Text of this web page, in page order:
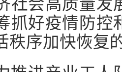
社会高质量发
抓好疫情防控
秩序加快恢复